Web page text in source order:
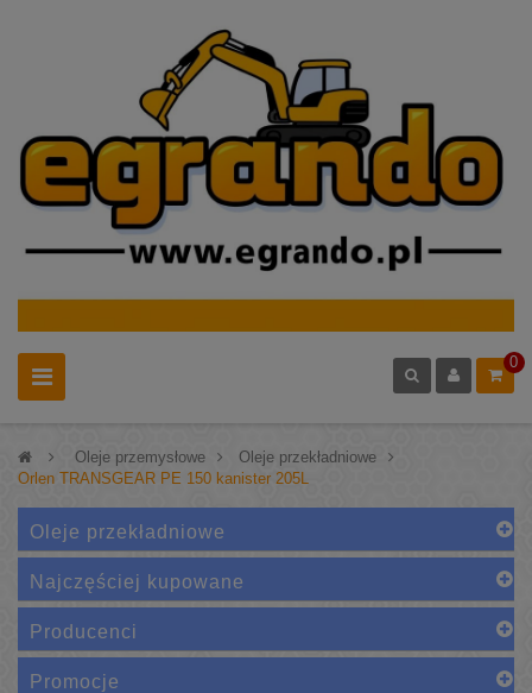
0
> Oleje przemysłowe > Oleje przekładniowe
>
Orlen TRANSGEAR PE 150 kanister 205L
Oleje przekładniowe
Najczęściej kupowane
Producenci
Promocje